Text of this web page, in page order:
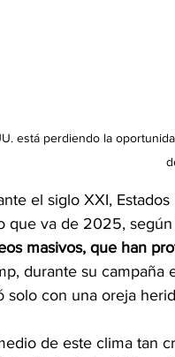
está perdiendo la
el siglo XXI,
que va de 2025,
masivos, que han
durante su campaña
solo con una oreja
de este clima tan